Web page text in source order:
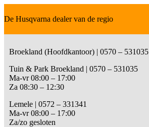
De Husqvarna dealer van de regio
Broekland (Hoofdkantoor) | 0570 – 531035
Tuin & Park Broekland | 0570 – 531035
Ma-vr 08:00 – 17:00
Za 08:30 – 12:30
Lemele | 0572 – 331341
Ma-vr 08:00 – 17:00
Za/zo gesloten